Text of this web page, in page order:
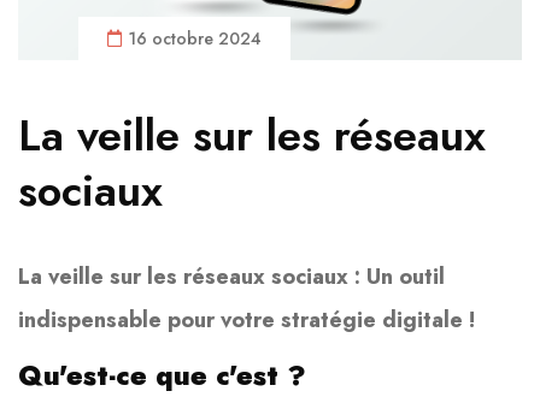
16 octobre 2024
La veille sur les réseaux
sociaux
La veille sur les réseaux sociaux : Un outil
indispensable pour votre stratégie digitale !
Qu'est-ce que c'est ?